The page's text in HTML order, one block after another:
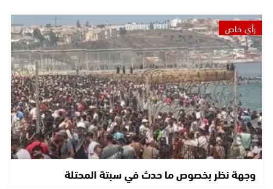
رأي خاص
وجهة نظر بخصوص ما حدث في سبتة المحتلة